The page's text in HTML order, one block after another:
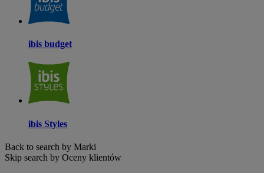
ibis budget
ibis Styles
Back to search by Marki
Skip search by Oceny klientów